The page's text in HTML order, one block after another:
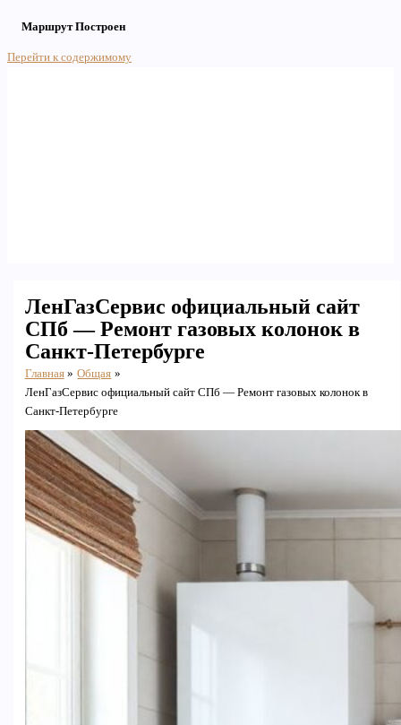
Маршрут Построен
Перейти к содержимому
ЛенГазСервис официальный сайт
СПб — Ремонт газовых колонок в
Санкт-Петербурге
Главная
Общая
ЛенГазСервис официальный сайт СПб — Ремонт газовых колонок в
Санкт-Петербурге